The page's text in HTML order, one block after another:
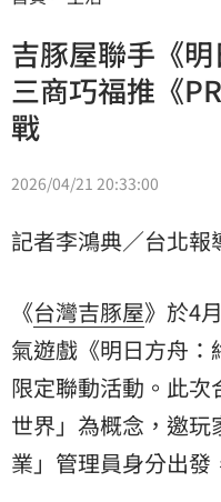
吉豚屋聯手《
三商巧福推《
戰
2026/04/21 20:33:00
記者李鴻典／台北報
《台灣吉豚屋》於4
氣遊戲《明日方舟
限定聯動活動。此
世界」為概念，邀
業」管理員身分出發